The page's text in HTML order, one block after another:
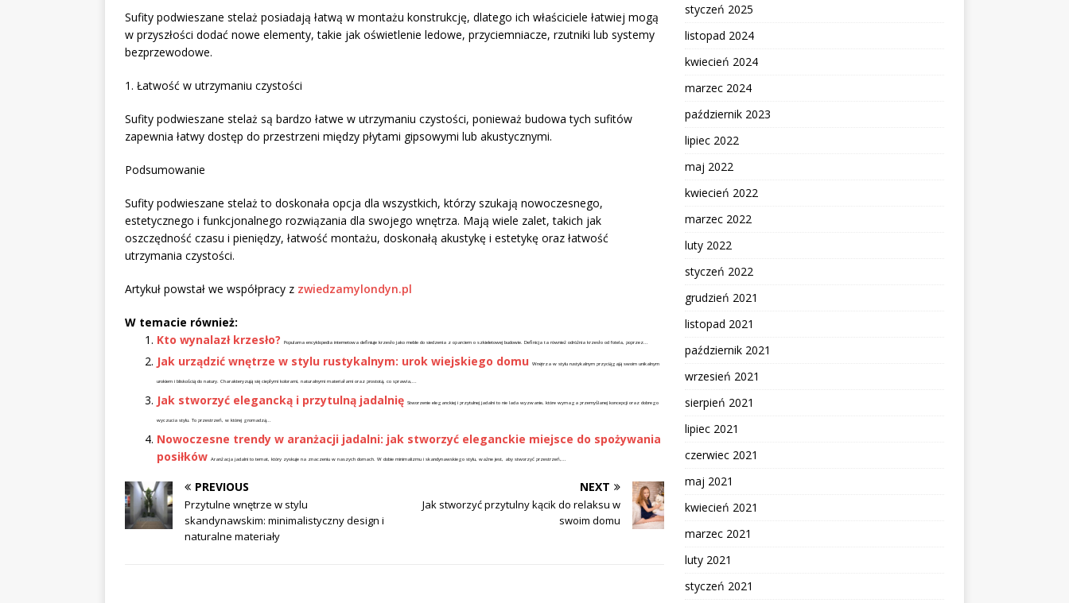
Sufity podwieszane stelaż posiadają łatwą w montażu konstrukcję, dlatego ich właściciele łatwiej mogą
w przyszłości dodać nowe elementy, takie jak oświetlenie ledowe, przyciemniacze, rzutniki lub systemy
bezprzewodowe.
1. Łatwość w utrzymaniu czystości
Sufity podwieszane stelaż są bardzo łatwe w utrzymaniu czystości, ponieważ budowa tych sufitów
zapewnia łatwy dostęp do przestrzeni między płytami gipsowymi lub akustycznymi.
Podsumowanie
Sufity podwieszane stelaż to doskonała opcja dla wszystkich, którzy szukają nowoczesnego,
estetycznego i funkcjonalnego rozwiązania dla swojego wnętrza. Mają wiele zalet, takich jak
oszczędność czasu i pieniędzy, łatwość montażu, doskonałą akustykę i estetykę oraz łatwość
utrzymania czystości.
Artykuł powstał we współpracy z zwiedzamylondyn.pl
W temacie również:
Kto wynalazł krzesło?
Popularna encyklopedia internetowa definiuje krzesło jako meble do siedzenia z oparciem o szkieletowej budowie. Definicja ta również odróżnia krzesło od fotela, poprzez...
Jak urządzić wnętrze w stylu rustykalnym: urok wiejskiego domu Wnętrza w stylu rustykalnym przyciągają swoim unikalnym
urokiem i bliskością do natury. Charakteryzują się ciepłymi kolorami, naturalnymi materiałami oraz prostotą, co sprawia,...
Jak stworzyć elegancką i przytulną jadalnię Stworzenie eleganckiej i przytulnej jadalni to nie lada wyzwanie, które wymaga przemyślanej koncepcji oraz dobrego
wyczucia stylu. To przestrzeń, w której gromadzą...
Nowoczesne trendy w aranżacji jadalni: jak stworzyć eleganckie miejsce do spożywania
posiłków Aranżacja jadalni to temat, który zyskuje na znaczeniu w naszych domach. W dobie minimalizmu i skandynawskiego stylu, ważne jest, aby stworzyć przestrzeń,...
PREVIOUS
Przytulne wnętrze w stylu
skandynawskim: minimalistyczny design i
naturalne materiały
NEXT
Jak stworzyć przytulny kącik do relaksu w
swoim domu
styczeń 2025
listopad 2024
kwiecień 2024
marzec 2024
październik 2023
lipiec 2022
maj 2022
kwiecień 2022
marzec 2022
luty 2022
styczeń 2022
grudzień 2021
listopad 2021
październik 2021
wrzesień 2021
sierpień 2021
lipiec 2021
czerwiec 2021
maj 2021
kwiecień 2021
marzec 2021
luty 2021
styczeń 2021